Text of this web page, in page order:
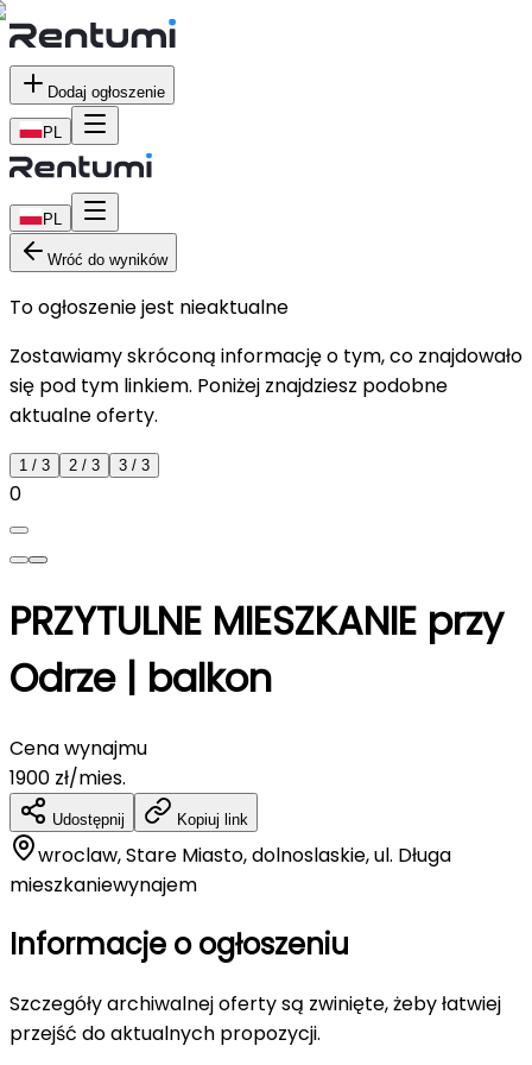
Dodaj ogłoszenie
PL
PL
Wróć do wyników
To ogłoszenie jest nieaktualne
Zostawiamy skróconą informację o tym, co znajdowało
się pod tym linkiem. Poniżej znajdziesz podobne
aktualne oferty.
1 / 3 2 / 3 3 / 3
0
PRZYTULNE MIESZKANIE przy
Odrze | balkon
Cena wynajmu
1900 zł/mies.
Udostępnij Kopiuj link
wroclaw, Stare Miasto, dolnoslaskie, ul. Długa
mieszkaniewynajem
Informacje o ogłoszeniu
Szczegóły archiwalnej oferty są zwinięte, żeby łatwiej
przejść do aktualnych propozycji.